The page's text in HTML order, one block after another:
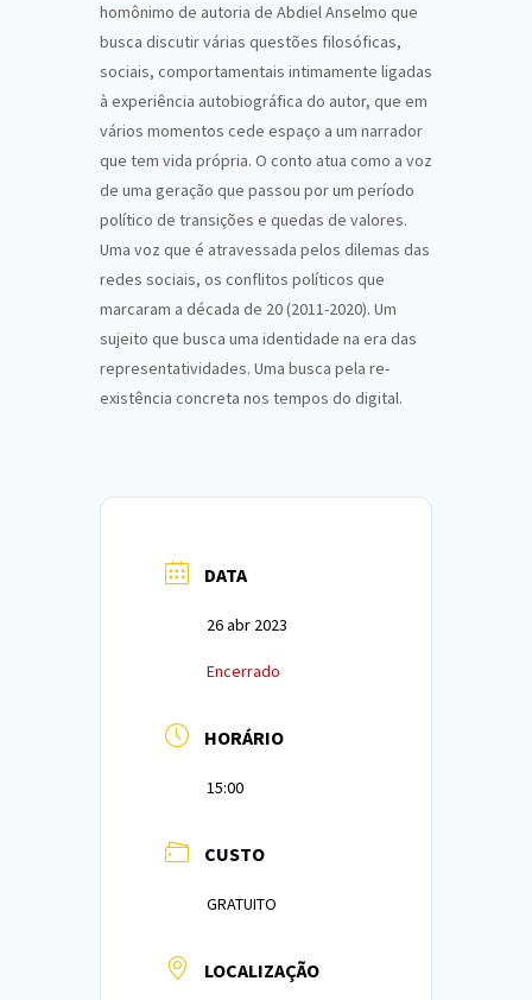
homônimo de autoria de Abdiel Anselmo que
busca discutir várias questões filosóficas,
sociais, comportamentais intimamente ligadas
à experiência autobiográfica do autor, que em
vários momentos cede espaço a um narrador
que tem vida própria. O conto atua como a voz
de uma geração que passou por um período
político de transições e quedas de valores.
Uma voz que é atravessada pelos dilemas das
redes sociais, os conflitos políticos que
marcaram a década de 20 (2011-2020). Um
sujeito que busca uma identidade na era das
representatividades. Uma busca pela re-
existência concreta nos tempos do digital.
DATA
26 abr 2023
Encerrado
HORÁRIO
15:00
CUSTO
GRATUITO
LOCALIZAÇÃO